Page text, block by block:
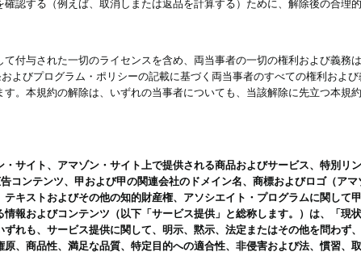
認する（例えば、取消しまたは返品を計算する）ために、解除後の合理
付与された一切のライセンスを含め、両当事者の一切の権利および義務
よびプログラム・ポリシーの記載に基づく両当事者のすべての権利およ
。本規約の解除は、いずれの当事者についても、当該解除に先立つ本規
・サイト、アマゾン・サイト上で提供される商品およびサービス、特別
コンテンツ、甲および甲の関連会社のドメイン名、商標およびロゴ（ア
キストおよびその他の知的財産権、アソシエイト・プログラムに関して
報およびコンテンツ（以下「サービス提供」と総称します。）は、「現
れも、サービス提供に関して、明示、黙示、法定またはその他を問わず
、商品性、満足な品質、特定目的への適合性、非侵害および法、慣習、